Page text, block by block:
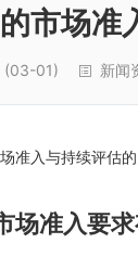
市场
(03-01) 新闻
准入与持续评估的
场准入要求